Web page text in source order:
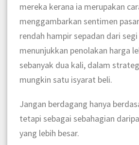
mereka kerana ia merupakan
menggambarkan sentimen
rendah hampir sepadan dari
menunjukkan penolakan harga
sebanyak dua kali, dalam
mungkin satu isyarat beli.
Jangan berdagang hanya
tetapi sebagai sebahagian
yang lebih besar.